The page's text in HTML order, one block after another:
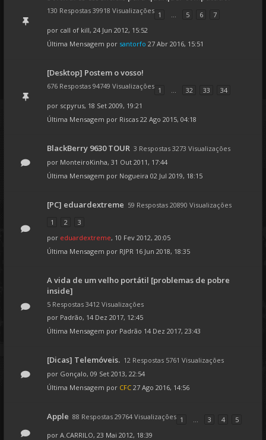
130 Respostas 39918 Visualizações 1 ... 5 6
7
por call of kill, 24 Jun 2012, 15:52
Última Mensagem por santorfo 27 Abr 2016, 15:51
[Desktop] Postem o vosso!
676 Respostas 94749 Visualizações 1 ... 32 33
34
por scpyrus, 18 Set 2009, 19:21
Última Mensagem por Riscas 22 Ago 2015, 04:18
BlackBerry 9630 TOUR 3 Respostas 3273 Visualizações
por MonteiroKinha, 31 Out 2011, 17:44
Última Mensagem por Nogueira 02 Jul 2019, 18:15
[PC] eduardextreme 59 Respostas 20890 Visualizações
1
2
3
por eduardextreme, 10 Fev 2012, 20:05
Última Mensagem por RJPR 16 Jun 2018, 18:35
A vida de um velho portátil [problemas de pobre
inside]
5 Respostas 3412 Visualizações
por Padrão, 14 Dez 2017, 12:45
Última Mensagem por Padrão 14 Dez 2017, 23:43
[Dicas] Telemóveis. 12 Respostas 5761 Visualizações
por Gonçalo, 09 Set 2013, 22:54
Última Mensagem por CFC 27 Ago 2016, 14:56
Apple 88 Respostas 29764 Visualizações 1 ... 3 4
5
por A.CARRILO, 23 Mai 2012, 18:39